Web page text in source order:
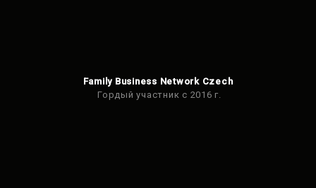
Family Business Network Czech
Гордый участник с 2016 г.